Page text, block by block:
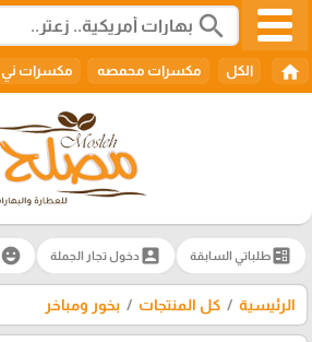
search
home الكل مكسرات محمصه مكسرات ني
ballotطلباتي السابقة account_box دخول تجار الجملة emoji_emotions
الرئيسية كل المنتجات بخور ومباخر